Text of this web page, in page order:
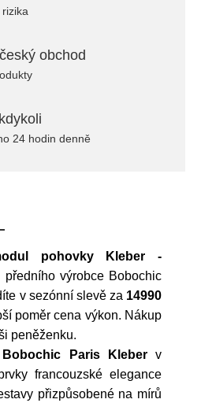
obchod
24 hodin denně
pohovky Kleber -
předního výrobce Bobochic
v sezónní slevě za 14990
poměr cena výkon. Nákup
peněženku.
Bobochic Paris Kleberv
francouzské elegance
přizpůsobené na mírů